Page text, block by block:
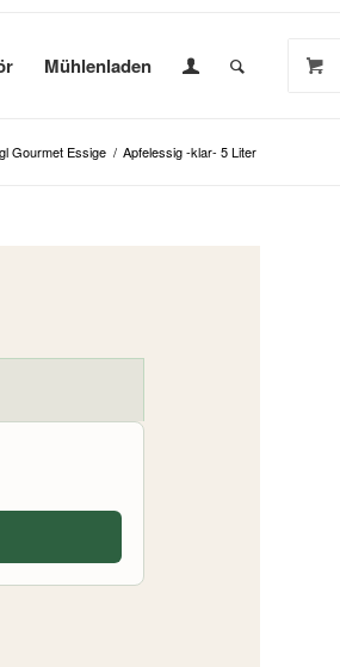
Mühlenladen
Gourmet Essige / Apfelessig -klar- 5 Liter